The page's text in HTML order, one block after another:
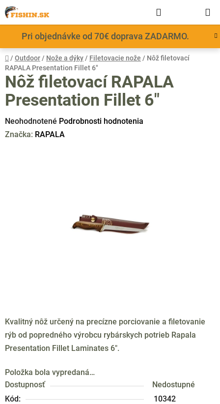
Prejsť
na
obsah
Pri objednávke od 70€ doprava ZADARMO.
KOŠÍK
Domov
/ Outdoor / Nože a dýky / Filetovacie nože / Nôž filetovací
RAPALA Presentation Fillet 6"
Kvalitný nôž určený na precízne porciovanie a filetovanie
rýb od popredného výrobcu rybárskych potrieb Rapala
Presentation Fillet Laminates 6".
Položka bola vypredaná…
Dostupnosť
Nedostupné
Kód:
10342
Nôž filetovací RAPALA
Presentation Fillet 6"
Priemerné
hodnotenie
Neohodnotené Podrobnosti hodnotenia
Značka: RAPALA